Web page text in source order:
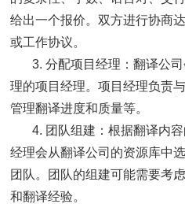
给出一个报价。双方进行协商
或工作协议。
3. 分配项目经理：翻译公
理的项目经理。项目经理负责
管理翻译进度和质量等。
4. 团队组建：根据翻译内
经理会从翻译公司的资源库中
团队。团队的组建可能需要考
和翻译经验。